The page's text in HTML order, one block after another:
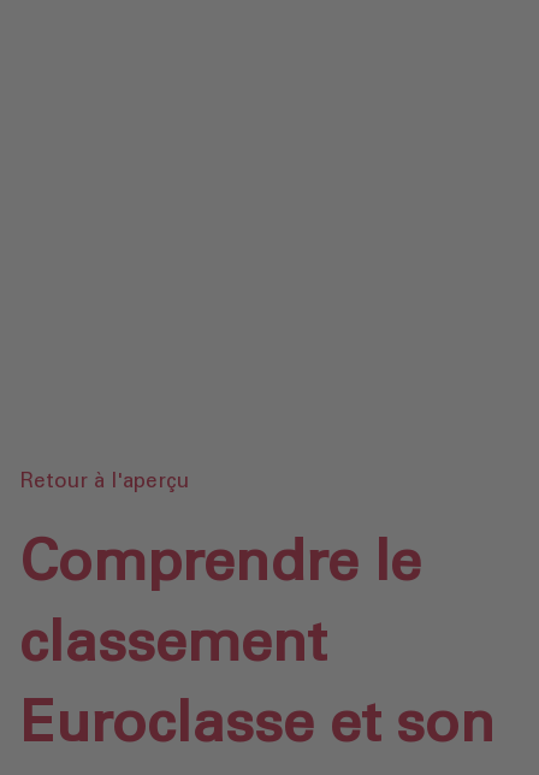
Retour à l'aperçu
Comprendre le
classement
Euroclasse et son